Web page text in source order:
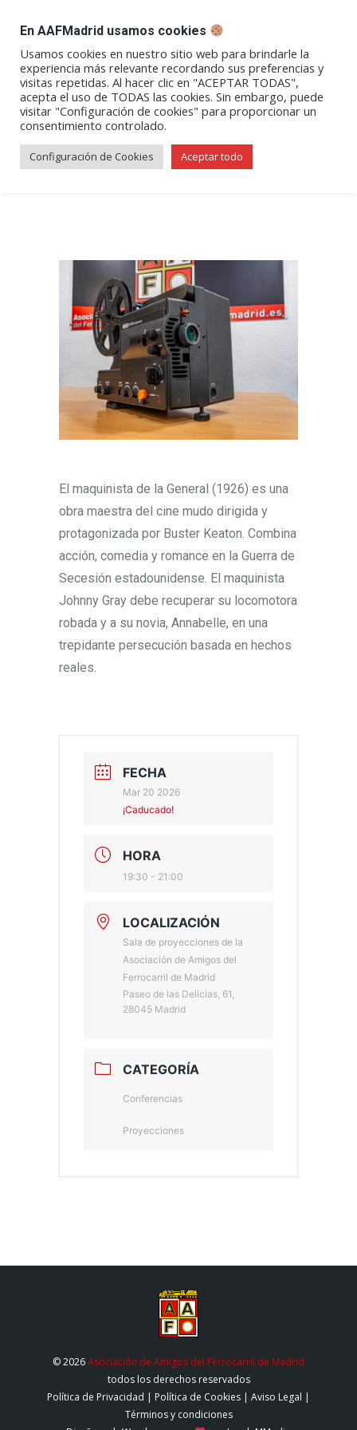
Abrir
enlace
en
una
ventana/pestaña
Abrir
enlace
en
una
ventana/pestaña
Abrir
enlace
en
una
ventana/pestaña
Abrir
enlace
en
una
Abrir
enlace
en
una
«El maquinista de la General»,
Buster Keaton | Videoteca
AAFM
El maquinista de la General (1926) es una
obra maestra del cine mudo dirigida y
protagonizada por Buster Keaton. Combina
acción, comedia y romance en la Guerra de
Secesión estadounidense. El maquinista
Johnny Gray debe recuperar su locomotora
robada y a su novia, Annabelle, en una
trepidante persecución basada en hechos
reales.
FECHA
Mar 20 2026
¡Caducado!
HORA
19:30 - 21:00
LOCALIZACIÓN
Sala de proyecciones de la
Asociación de Amigos del
Ferrocarril de Madrid
Paseo de las Delicias, 61,
28045 Madrid
CATEGORÍA
Conferencias
Proyecciones
© 2026Asociación de Amigos del Ferrocarril de Madrid
todos los derechos reservados
Política de Privacidad | Política de Cookies | Aviso Legal |
Términos y condiciones
En AAFMadrid usamos cookies
Usamos cookies en nuestro sitio web para brindarle la
experiencia más relevante recordando sus preferencias y
visitas repetidas. Al hacer clic en "ACEPTAR TODAS",
acepta el uso de TODAS las cookies. Sin embargo, puede
visitar "Configuración de cookies" para proporcionar un
consentimiento controlado.
Configuración de Cookies Aceptar todo